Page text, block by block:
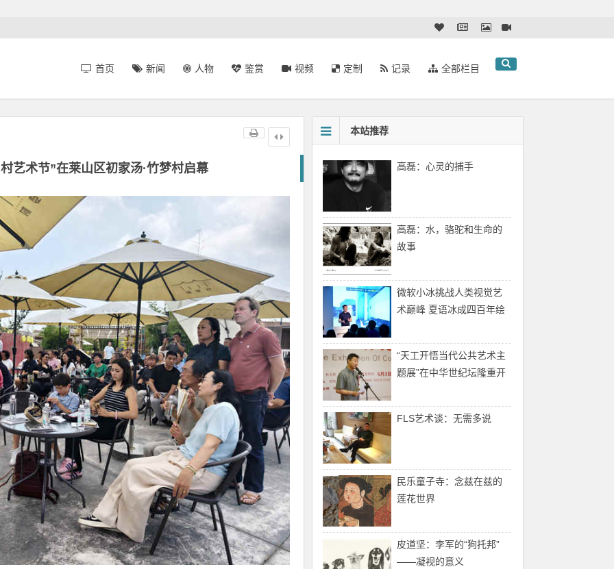
首页 新闻 人物 鉴赏 视频 定制 记录 全部栏目
艺术节”在莱山区初家汤·竹梦村启幕
本站推荐
高磊：心灵的捕手
高磊：水，骆驼和生命的
故事
微软小冰挑战人类视觉艺
术巅峰 夏语冰成四百年绘
“天工开悟当代公共艺术主
题展”在中华世纪坛隆重开
FLS艺术谈：无需多说
民乐童子寺：念兹在兹的
莲花世界
皮道坚：李军的“狗托邦”
——凝视的意义